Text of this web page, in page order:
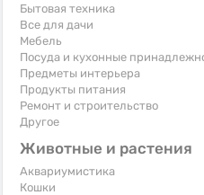
Бытовая техника
Все для дачи
Мебель
Посуда и кухонные
Предметы интерьера
Продукты питания
Ремонт и строительство
Другое
Животные и растения
Аквариумистика
Кошки